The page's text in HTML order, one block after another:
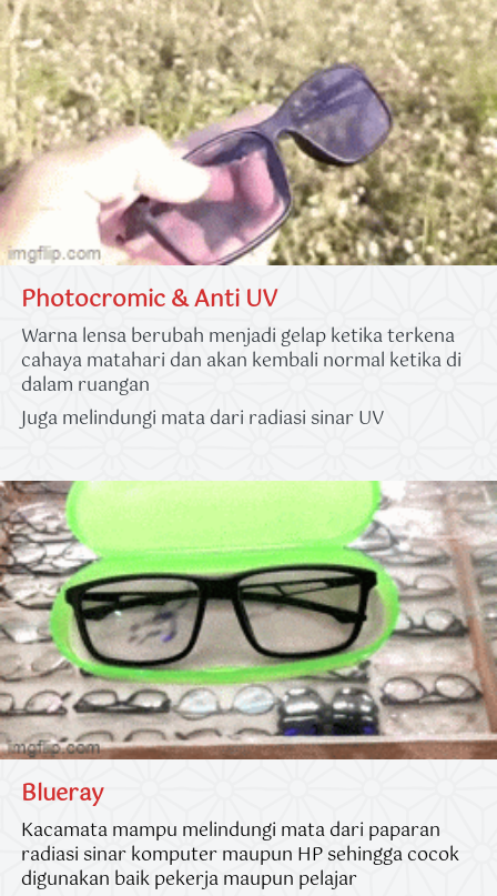
Photocromic & Anti UV
Warna lensa berubah menjadi gelap ketika terkena
cahaya matahari dan akan kembali normal ketika di
dalam ruangan
Juga melindungi mata dari radiasi sinar UV
Blueray
Kacamata mampu melindungi mata dari paparan
radiasi sinar komputer maupun HP sehingga cocok
digunakan baik pekerja maupun pelajar